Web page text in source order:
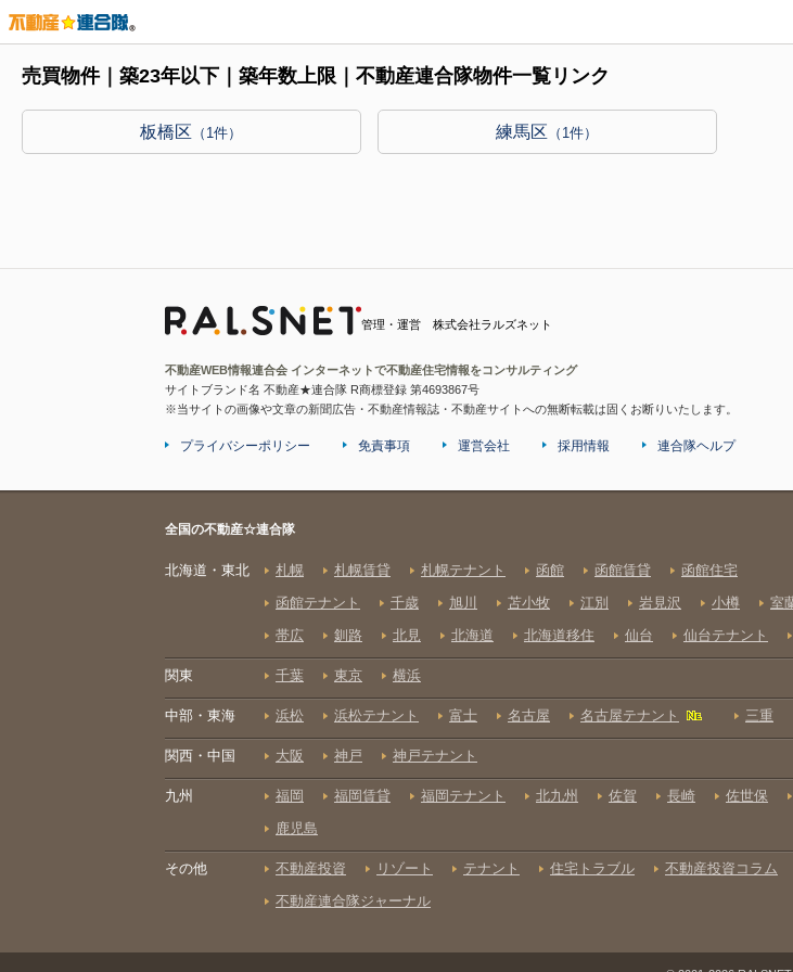
売買物件｜築23年以下｜築年数上限｜不動産連合隊物件一覧リンク
板橋区 （1件） 練馬区 （1件）
管理・運営 株式会社ラルズネット
不動産WEB情報連合会 インターネットで不動産住宅情報をコンサルティング
サイトブランド名 不動産★連合隊 R商標登録 第4693867号
※当サイトの画像や文章の新聞広告・不動産情報誌・不動産サイトへの無断転載は固くお断りいたします。
プライバシーポリシー 免責事項 運営会社 採用情報 連合隊ヘルプ